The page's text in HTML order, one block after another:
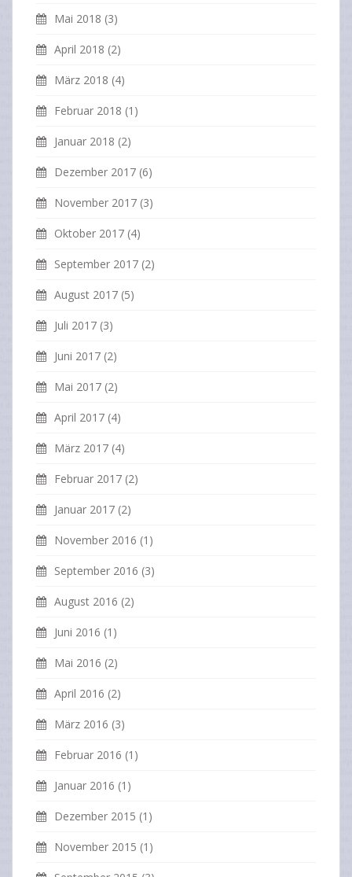
Mai 2018 (3)
April 2018 (2)
März 2018 (4)
Februar 2018 (1)
Januar 2018 (2)
Dezember 2017 (6)
November 2017 (3)
Oktober 2017 (4)
September 2017 (2)
August 2017 (5)
Juli 2017 (3)
Juni 2017 (2)
Mai 2017 (2)
April 2017 (4)
März 2017 (4)
Februar 2017 (2)
Januar 2017 (2)
November 2016 (1)
September 2016 (3)
August 2016 (2)
Juni 2016 (1)
Mai 2016 (2)
April 2016 (2)
März 2016 (3)
Februar 2016 (1)
Januar 2016 (1)
Dezember 2015 (1)
November 2015 (1)